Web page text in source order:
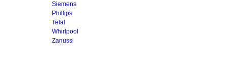
Siemens
Phillips
Tefal
Whirlpool
Zanussi